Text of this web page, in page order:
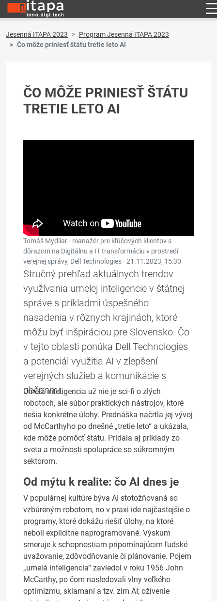
Jesenná ITAPA 2023
Program Jesenná ITAPA 2023
Čo môže priniesť štátu tretie leto AI
ČO MÔŽE PRINIESŤ ŠTÁTU
TRETIE LETO AI
Tomáš Mydliar - manažér pre kľúčových klientov s
dôrazom na Digitálnu a IT transformáciu v prostredí
verejnej správy, Dell Technologies · 21.11.2023, 15:30
Stručný prehľad aktuálnych trendov
využívania umelej inteligencie v štátnej
správe s príkladmi úspešného
nasadenia v rôznych krajinách, ktoré
môžu byť inšpiráciou pre Slovensko. Čo
v tejto oblasti ponúka Dell Technologies
a potenciál využitia AI v zlepšení
verejných služieb a komunikácie s
občanmi.
Umelá inteligencia už nie je sci‑fi o zlých
robotoch, ale súbor praktických nástrojov, ktoré
riešia konkrétne úlohy. Prednáška načrtla jej vývoj
od McCarthyho po dnešné „tretie leto“ a ukázala,
kde môže pomôcť štátu. Pridala aj príklady zo
sveta a možnosti spolupráce so súkromným
sektorom.
Od mýtu k realite: čo AI dnes je
V populárnej kultúre býva AI stotožňovaná so
vzbúreným robotom, no v praxi ide najčastejšie o
programy, ktoré dokážu riešiť úlohy, na ktoré
neboli explicitne naprogramované. Výskum
smeruje k schopnostiam pripomínajúcim ľudské
uvažovanie, zdôvodňovanie či plánovanie. Pojem
„umelá inteligencia“ zaviedol v roku 1956 John
McCarthy, po čom nasledovali vlny veľkého
optimizmu, sklamaní a tzv. zim AI; oživenie